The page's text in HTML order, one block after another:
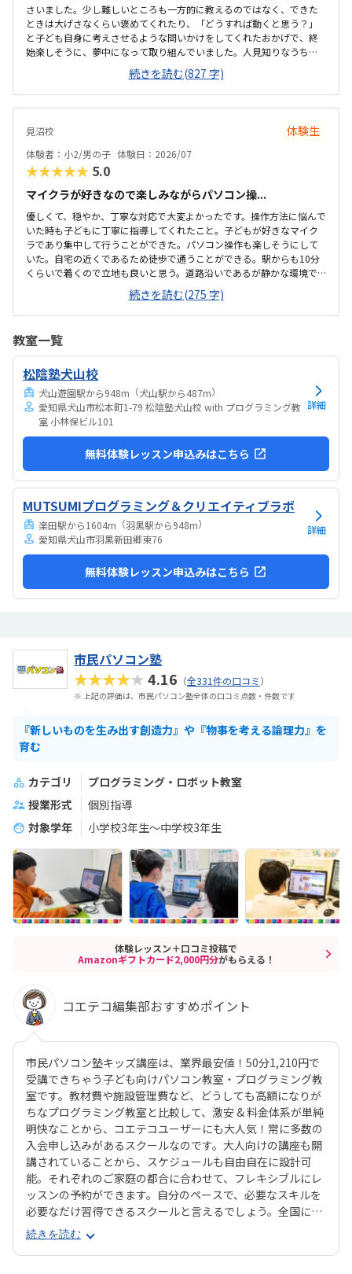
さいました。少し難しいところも一方的に教えるのではなく、できた
ときは大げさなくらい褒めてくれたり、「どうすれば動くと思う？」
と子ども自身に考えさせるような問いかけをしてくれたおかげで、終
始楽しそうに、夢中になって取り組んでいました。人見知りなうちの
子もすぐに緊張がほぐれ、安心して楽しく学べたと感じています。子
どもが大好きなロブロックスの世界を舞台にしているため、最初から
最後まで高いモチベーションで取り組めていました。ただ遊ぶだけで
なく、ゲームを作るというプロセスを通じて、自然とプログラミング
と感じました。自分の思い描いた動きが画面上にすぐに反映される仕
組みも、子どもの「もっと作りたい」という意欲をを引き出すのにぴ
ったりだと思いました。最寄り駅から近く、大通りを通...
続きを読む(827 字)
見沼校 体験生
体験者：小2/男の子 体験日：2026/07
★★★★★ 5.0
マイクラが好きなので楽しみながらパソコン操...
優しくて、穏やか、丁寧な対応で大変よかったです。操作方法に悩んで
いた時も子どもに丁寧に指導してくれたこと。子どもが好きなマイク
ラであり集中して行うことができた。パソコン操作も楽しそうにして
いた。自宅の近くであるため徒歩で通うことができる。駅からも10分
くらいで着くので立地も良いと思う。道路沿いであるが静かな環境で
子どもも落ち着いて集中して授業を受けることができた。プログラミ
ングは高いイメージですが、月2回ということもあり、お手頃に通いや
すい金額であると思った。子どもが発言したことを肯定する姿勢で関
続きを読む(275 字)
教室一覧
松陰塾犬山校
犬山遊園駅から948m （犬山駅から487m）
愛知県犬山市松本町1-79 松陰塾犬山校 with プログラミング教
室 小林保ビル101
詳細
無料体験レッスン申込みはこちら
MUTSUMIプログラミング＆クリエイティブラボ
楽田駅から1604m （羽黒駅から948m）
愛知県犬山市羽黒新田郷東76
詳細
無料体験レッスン申込みはこちら
市民パソコン塾
★★★★★4.16 （全331件の口コミ）
※ 上記の評価は、市民パソコン塾全体の口コミ点数・件数です
『新しいものを生み出す創造力』や『物事を考える論理力』を
育む
カテゴリ
プログラミング・ロボット教室
授業形式
個別指導
対象学年
小学校3年生～中学校3年生
体験レッスン＋口コミ投稿で
Amazonギフトカード2,000円分がもらえる！
コエテコ編集部おすすめポイント
市民パソコン塾キッズ講座は、業界最安値！50分1,210円で
受講できちゃう子ども向けパソコン教室・プログラミング教
室です。教材費や施設管理費など、どうしても高額になりが
ちなプログラミング教室と比較して、激安 & 料金体系が単純
明快なことから、コエテコユーザーにも大人気！常に多数の
入会申し込みがあるスクールなのです。大人向けの講座も開
講されていることから、スケジュールも自由自在に設計可
能。それぞれのご家庭の都合に合わせて、フレキシブルにレ
ッスンの予約ができます。自分のペースで、必要なスキルを
必要なだけ習得できるスクールと言えるでしょう。全国に20
0教室が開講中（2025年7月現在）と、お住まいの近くにあ
る教室を探しやすいのも魅力ですね。 コースは「プログラミ
ング」系のコースがレベル別に4つと、パソコン操作を基本
続きを読む